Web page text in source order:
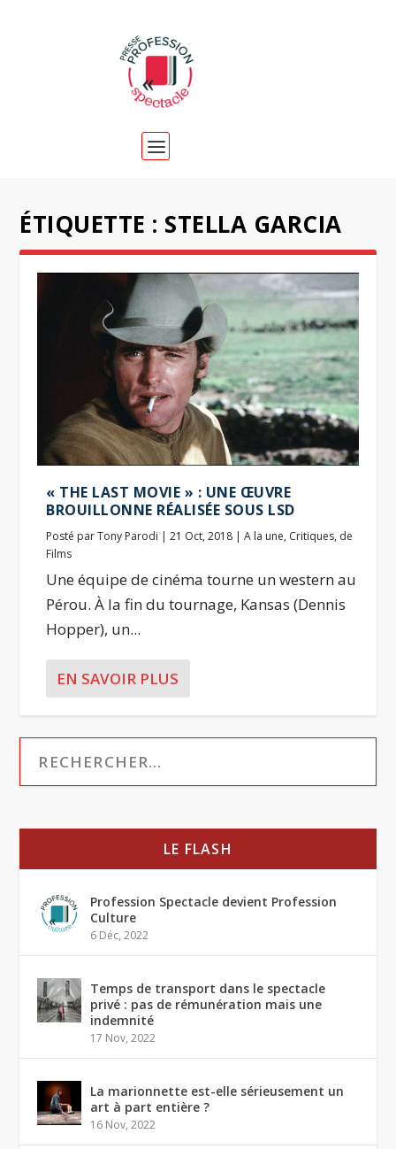
ÉTIQUETTE : STELLA GARCIA
« THE LAST MOVIE » : UNE ŒUVRE
BROUILLONNE RÉALISÉE SOUS LSD
Posté parTony Parodi |21 Oct, 2018 |A la une, Critiques, de
Films
Une équipe de cinéma tourne un western au
Pérou. À la fin du tournage, Kansas (Dennis
Hopper), un...
EN SAVOIR PLUS
LE FLASH
Profession Spectacle devient Profession
Culture
6 Déc, 2022
Temps de transport dans le spectacle
privé : pas de rémunération mais une
indemnité
17 Nov, 2022
La marionnette est-elle sérieusement un
art à part entière ?
16 Nov, 2022